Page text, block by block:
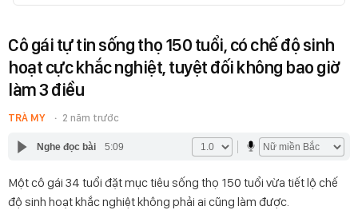
Cô gái tự tin sống thọ 150 tuổi, có chế độ sinh
hoạt cực khắc nghiệt, tuyệt đối không bao giờ
làm 3 điều
TRÀ MY 2 năm trước
Nghe đọc bài 5:09
Một cô gái 34 tuổi đặt mục tiêu sống thọ 150 tuổi vừa tiết lộ chế
độ sinh hoạt khắc nghiệt không phải ai cũng làm được.